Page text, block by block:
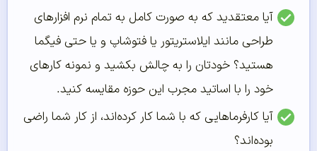
آیا معتقدید که به صورت کامل به تمام نرم افزارهای
طراحی مانند ایلاستریتور یا فتوشاپ و یا حتی فیگما
هستید؟ خودتان را به چالش بکشید و نمونه کار‌های
خود را با اساتید مجرب این حوزه مقایسه کنید.
آیا کارفرماهایی که با شما کار کرده‌اند، از کار شما راضی
بوده‌اند؟